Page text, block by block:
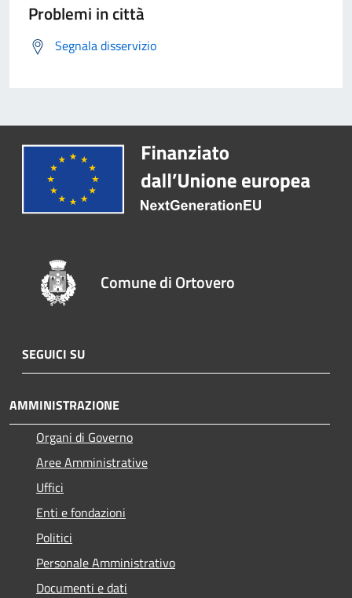
Problemi in città
Segnala disservizio
Comune di Ortovero
SEGUICI SU
AMMINISTRAZIONE
Organi di Governo
Aree Amministrative
Uffici
Enti e fondazioni
Politici
Personale Amministrativo
Documenti e dati